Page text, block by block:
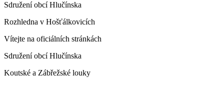
Sdružení obcí Hlučínska
Rozhledna v Hošťálkovicích
Vítejte na oficiálních stránkách
Sdružení obcí Hlučínska
Koutské a Zábřežské louky